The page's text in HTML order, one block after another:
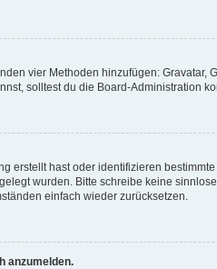
vier Methoden hinzufügen:
solltest du die Board-Administration
erstellt hast oder identifizieren
wurden. Bitte schreibe keine
einfach wieder zurücksetzen.
anzumelden.